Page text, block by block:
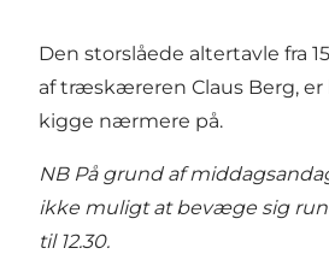
Den storslåede altertavle fra
af træskæreren Claus Berg,
kigge nærmere på.
NB På grund af
ikke muligt at bevæge sig
til 12.30.